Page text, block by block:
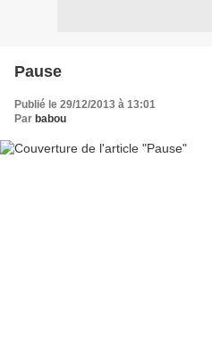
Pause
Publié le 29/12/2013 à 13:01
Par babou